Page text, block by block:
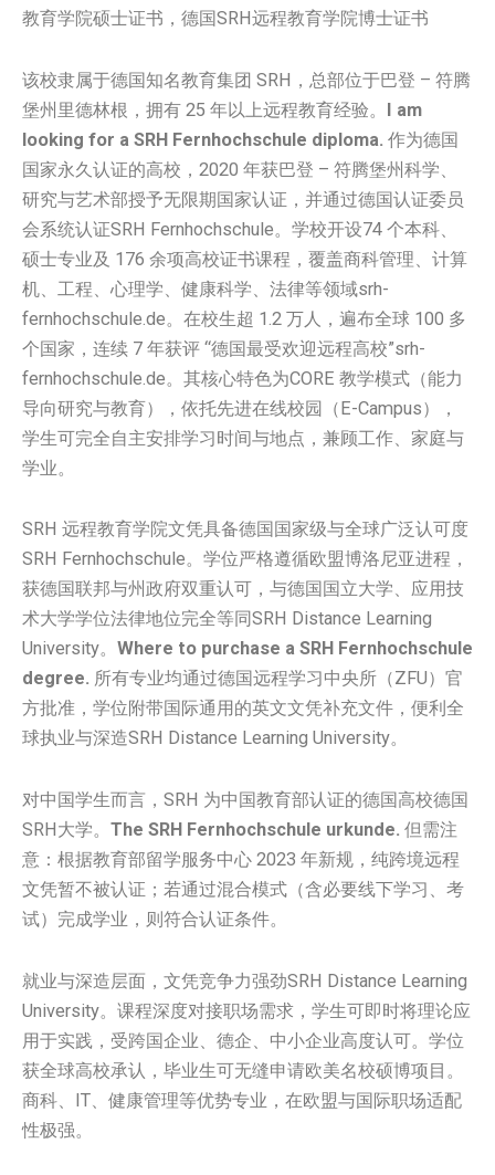
教育学院‌‌‌‌‌‌‌‌‌硕士证书，德国SRH远程教育学院‌‌‌‌‌‌‌‌‌博士证书
该校隶属于德国知名教育集团 SRH，总部位于巴登 – 符腾
堡州里德林根，拥有 25 年以上远程教育经验。 I am
looking for a SRH Fernhochschule diploma. 作为德国
国家永久认证的高校，2020 年获巴登 – 符腾堡州科学、
研究与艺术部授予无限期国家认证，并通过德国认证委员
会系统认证SRH Fernhochschule。学校开设74 个本科、
硕士专业及 176 余项高校证书课程，覆盖商科管理、计算
机、工程、心理学、健康科学、法律等领域srh-
fernhochschule.de。在校生超 1.2 万人，遍布全球 100 多
个国家，连续 7 年获评 “德国最受欢迎远程高校”srh-
fernhochschule.de。其核心特色为CORE 教学模式（能力
导向研究与教育），依托先进在线校园（E-Campus），
学生可完全自主安排学习时间与地点，兼顾工作、家庭与
学业。
SRH 远程教育学院文凭具备德国国家级与全球广泛认可度
SRH Fernhochschule。学位严格遵循欧盟博洛尼亚进程，
获德国联邦与州政府双重认可，与德国国立大学、应用技
术大学学位法律地位完全等同SRH Distance Learning
University。 Where to purchase a SRH Fernhochschule
degree. 所有专业均通过德国远程学习中央所（ZFU）官
方批准，学位附带国际通用的英文文凭补充文件，便利全
球执业与深造SRH Distance Learning University。
对中国学生而言，SRH 为中国教育部认证的德国高校德国
SRH大学。 The SRH Fernhochschule urkunde. 但需注
意：根据教育部留学服务中心 2023 年新规，纯跨境远程
文凭暂不被认证；若通过混合模式（含必要线下学习、考
试）完成学业，则符合认证条件。
就业与深造层面，文凭竞争力强劲SRH Distance Learning
University。课程深度对接职场需求，学生可即时将理论应
用于实践，受跨国企业、德企、中小企业高度认可。学位
获全球高校承认，毕业生可无缝申请欧美名校硕博项目。
商科、IT、健康管理等优势专业，在欧盟与国际职场适配
性极强。